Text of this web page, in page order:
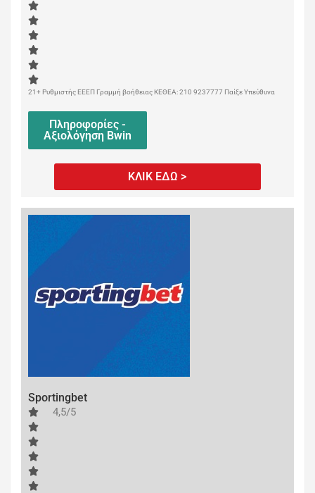
21+ Ρυθμιστής ΕΕΕΠ Γραμμή βοήθειας ΚΕΘΕΑ: 210 9237777 Παίξε Υπεύθυνα
Πληροφορίες -
Αξιολόγηση Bwin
ΚΛΙΚ ΕΔΩ >
Sportingbet
4,5/5